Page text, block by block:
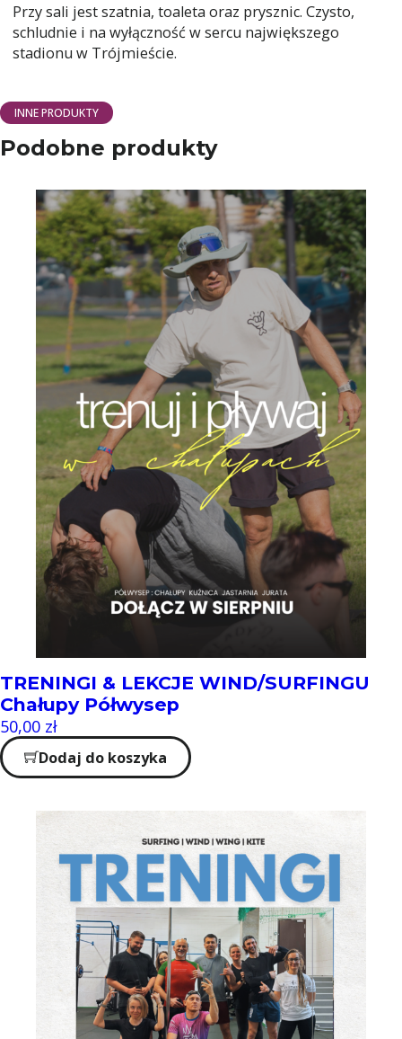
Przy sali jest szatnia, toaleta oraz prysznic. Czysto,
schludnie i na wyłączność w sercu największego
stadionu w Trójmieście.
Podobne produkty
INNE PRODUKTY
TRENINGI & LEKCJE WIND/SURFINGU
Chałupy Półwysep
50,00 zł
Dodaj do koszyka